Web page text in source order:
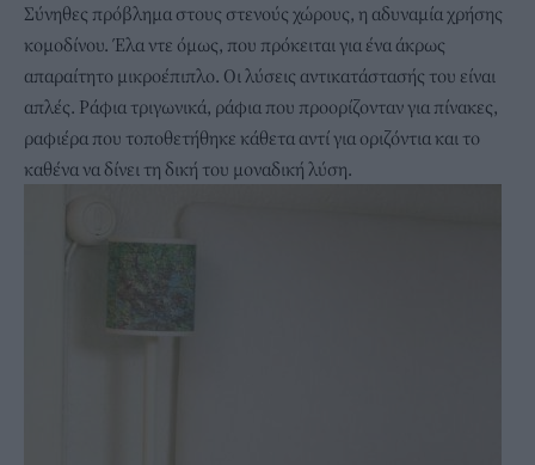
Σύνηθες πρόβλημα στους στενούς χώρους, η αδυναμία χρήσης
κομοδίνου. Έλα ντε όμως, που πρόκειται για ένα άκρως
απαραίτητο μικροέπιπλο. Οι λύσεις αντικατάστασής του είναι
απλές. Ράφια τριγωνικά, ράφια που προορίζονταν για πίνακες,
ραφιέρα που τοποθετήθηκε κάθετα αντί για οριζόντια και το
καθένα να δίνει τη δική του μοναδική λύση.